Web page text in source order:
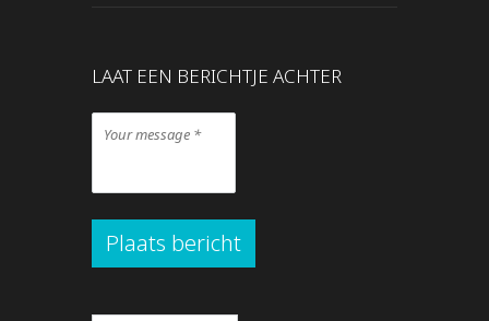
LAAT EEN BERICHTJE ACHTER
Plaats bericht